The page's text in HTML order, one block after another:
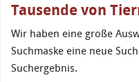
Tausende von
Wir haben eine große
Suchmaske eine neue
Suchergebnis.